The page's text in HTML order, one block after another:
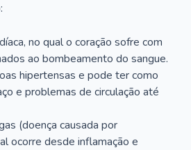
no qual o coração sofre com
ao bombeamento do sangue.
hipertensas e pode ter como
e problemas de circulação até
(doença causada por
ocorre desde inflamação e